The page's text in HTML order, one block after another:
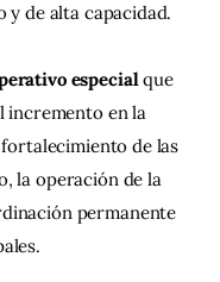
de alta capacidad.
especial que
incremento en la
de las
la operación de la
permanente